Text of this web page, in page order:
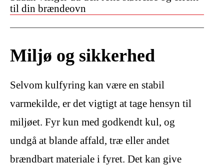
til din brændeovn
Miljø og sikkerhed
Selvom kulfyring kan være en stabil
varmekilde, er det vigtigt at tage hensyn til
miljøet. Fyr kun med godkendt kul, og
undgå at blande affald, træ eller andet
brændbart materiale i fyret. Det kan give